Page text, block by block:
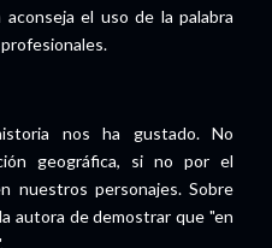
aconseja el uso de la palabra
nos ha gustado. No
geográfica, si no por el
nuestros personajes. Sobre
autora de demostrar que "en